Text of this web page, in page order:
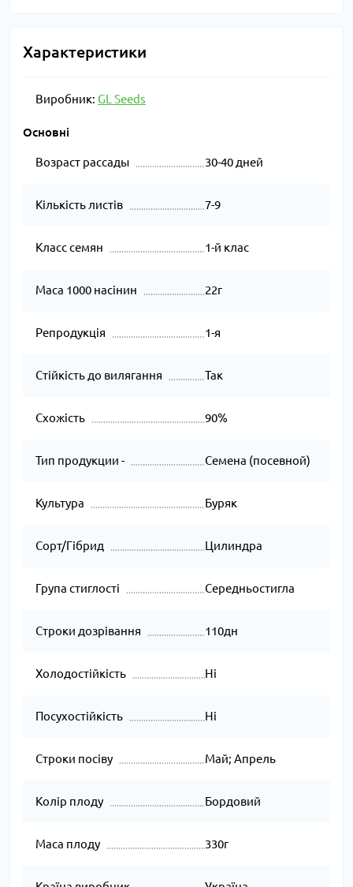
Характеристики
Виробник: GL Seeds
Основні
Возраст рассады 30-40 дней
Кількість листів 7-9
Класс семян 1-й клас
Маса 1000 насінин 22г
Репродукція 1-я
Стійкість до вилягання Так
Схожість 90%
Тип продукции - Семена (посевной)
Культура Буряк
Сорт/Гібрид Цилиндра
Група стиглості Середньостигла
Строки дозрівання 110дн
Холодостійкість Ні
Посухостійкість Ні
Строки посіву Май; Апрель
Колір плоду Бордовий
Маса плоду 330г